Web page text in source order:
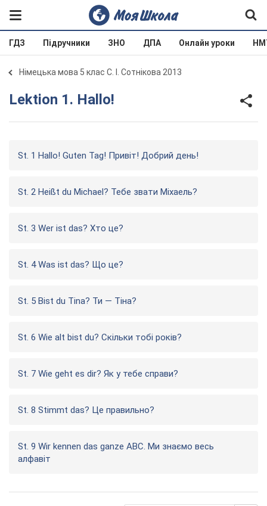
ГДЗ Підручники ЗНО ДПА Онлайн уроки
Німецька мова 5 клас С. І. Сотнікова 2013
Lektion 1. Hallo!
St. 1 Hallo! Guten Tag! Привіт! Добрий день!
St. 2 Heißt du Michael? Тебе звати Міхаель?
St. 3 Wer ist das? Хто це?
St. 4 Was ist das? Що це?
St. 5 Bist du Tina? Ти — Тіна?
St. 6 Wie alt bist du? Скільки тобі років?
St. 7 Wie geht es dir? Як у тебе справи?
St. 8 Stimmt das? Це правильно?
St. 9 Wir kennen das ganze ABC. Ми знаємо весь
алфавіт